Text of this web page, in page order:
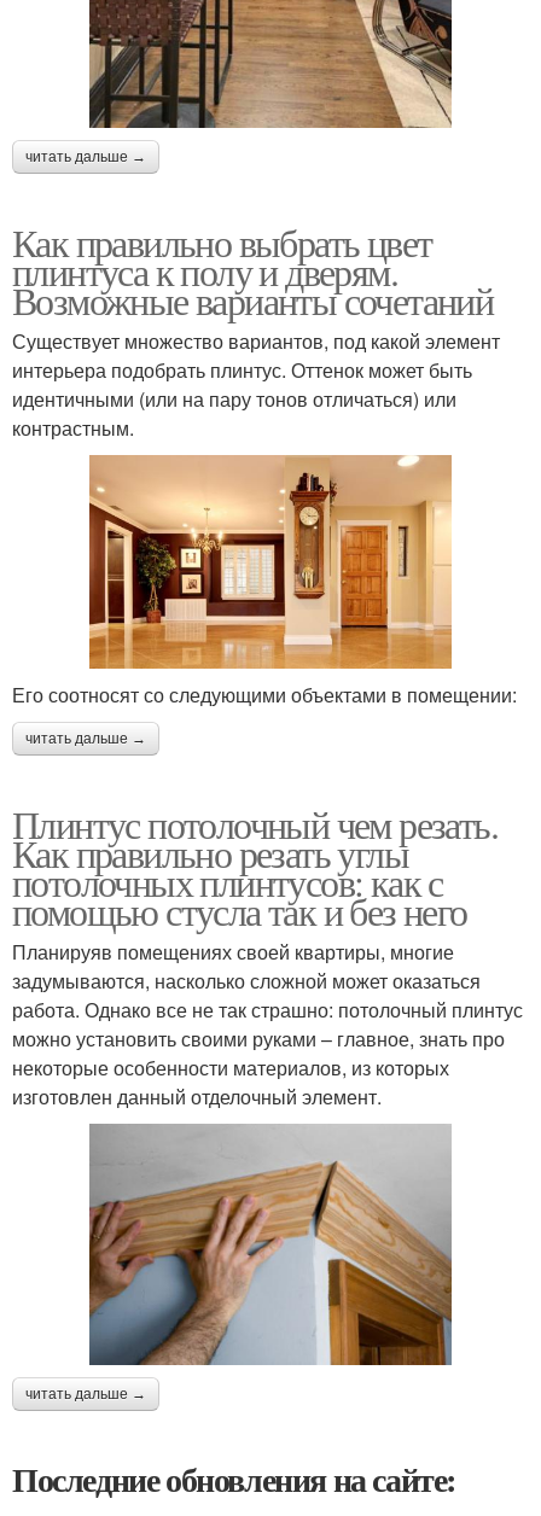
читать дальше →
Как правильно выбрать цвет
плинтуса к полу и дверям.
Возможные варианты сочетаний
Существует множество вариантов, под какой элемент
интерьера подобрать плинтус. Оттенок может быть
идентичными (или на пару тонов отличаться) или
контрастным.
Его соотносят со следующими объектами в помещении:
читать дальше →
Плинтус потолочный чем резать.
Как правильно резать углы
потолочных плинтусов: как с
помощью стусла так и без него
Планируяв помещениях своей квартиры, многие
задумываются, насколько сложной может оказаться
работа. Однако все не так страшно: потолочный плинтус
можно установить своими руками – главное, знать про
некоторые особенности материалов, из которых
изготовлен данный отделочный элемент.
читать дальше →
Последние обновления на сайте: